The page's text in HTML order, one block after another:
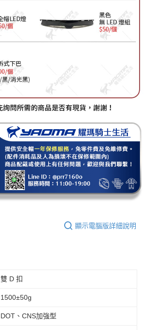
顯示電腦版詳細說明
雙 D 扣
1500±50g
DOT、CNS加強型